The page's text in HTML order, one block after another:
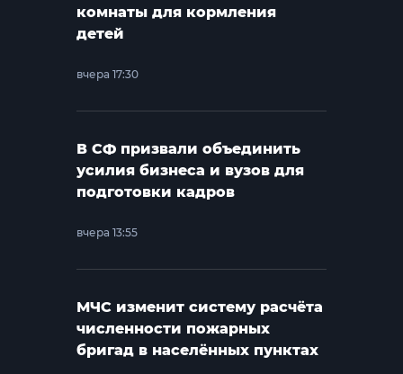
комнаты для кормления
детей
вчера 17:30
В СФ призвали объединить
усилия бизнеса и вузов для
подготовки кадров
вчера 13:55
МЧС изменит систему расчёта
численности пожарных
бригад в населённых пунктах